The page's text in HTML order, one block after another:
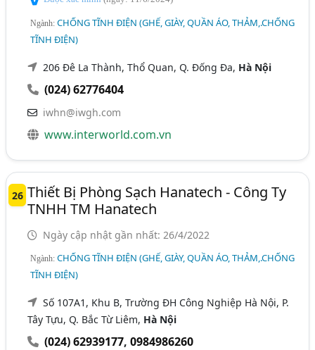
Ngành:CHỐNG TĨNH ĐIỆN (GHẾ, GIÀY, QUẦN ÁO, THẢM,.CHỐNG
TĨNH ĐIỆN)
206 Đê La Thành, Thổ Quan, Q. Đống Đa, Hà Nội
(024) 62776404
iwhn@iwgh.com
www.interworld.com.vn
26 Thiết Bị Phòng Sạch Hanatech - Công Ty
TNHH TM Hanatech
Ngày cập nhật gần nhất: 26/4/2022
Ngành:CHỐNG TĨNH ĐIỆN (GHẾ, GIÀY, QUẦN ÁO, THẢM,.CHỐNG
TĨNH ĐIỆN)
Số 107A1, Khu B, Trường ĐH Công Nghiệp Hà Nội, P.
Tây Tựu, Q. Bắc Từ Liêm, Hà Nội
(024) 62939177,0984986260